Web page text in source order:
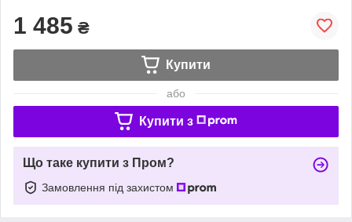
1 485 ₴
Купити
або
Купити з
Що таке купити з Пром?
Замовлення під захистом